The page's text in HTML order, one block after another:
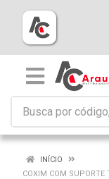
INÍCIO
COXIM COM SUPORTE